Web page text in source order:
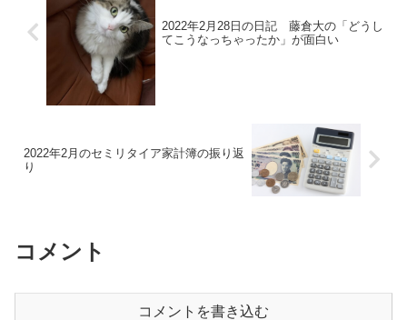
2022年2月28日の日記 藤倉大の「どうし
てこうなっちゃったか」が面白い
2022年2月のセミリタイア家計簿の振り返
り
コメント
コメントを書き込む